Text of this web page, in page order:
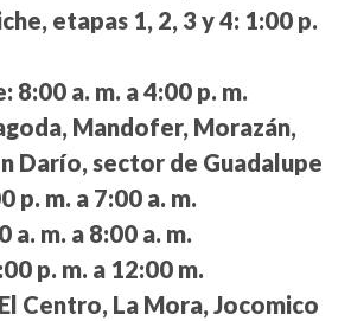
etapas 1, 2, 3 y 4: 1:00 p.
8:00 a. m. a 4:00 p. m.
Mandofer, Morazán,
Darío, sector de Guadalupe
p. m. a 7:00 a. m.
a. m. a 8:00 a. m.
p. m. a 12:00 m.
Centro, La Mora, Jocomico